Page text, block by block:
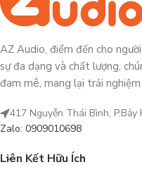
AZ Audio, điểm đến cho
sự đa dạng và chất lượng,
đam mê, mang lại trải
417 Nguyễn Thái Bình, P.Bảy
Zalo: 0909010698
Liên Kết Hữu Ích